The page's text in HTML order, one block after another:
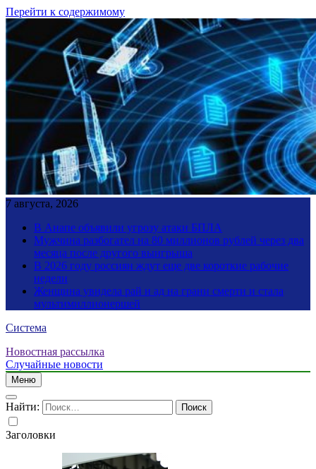
Перейти к содержимому
7 августа, 2026
В Анапе объявили угрозу атаки БПЛА
Мужчина разбогател на 80 миллионов рублей через два
месяца после другого выигрыша
В 2026 году россиян ждут еще две короткие рабочие
недели
Женщина увидела рай и ад на грани смерти и стала
мультимиллионершей
Система
Новостная рассылка
Случайные новости
Меню
Найти:
Заголовки